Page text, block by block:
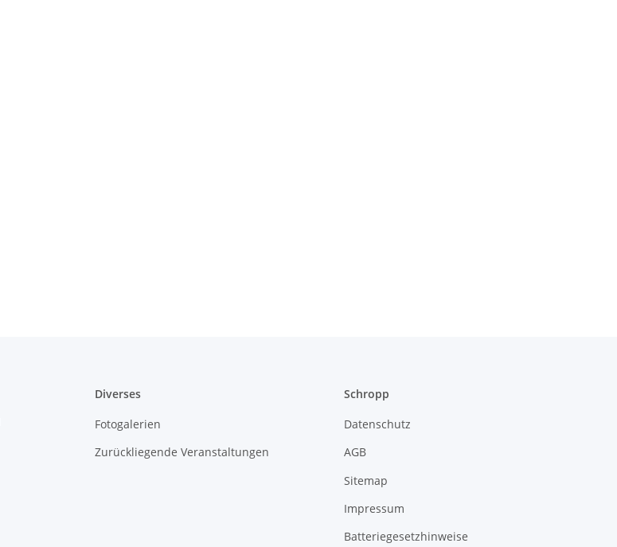
Diverses
Fotogalerien
Zurückliegende Veranstaltungen
Schropp
Datenschutz
AGB
Sitemap
Impressum
Batteriegesetzhinweise